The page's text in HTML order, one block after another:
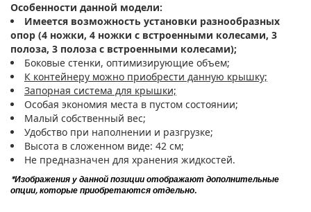
Особенности данной модели:
Имеется возможность установки разнообразных
опор (4 ножки, 4 ножки с встроенными колесами, 3
полоза, 3 полоза с встроенными колесами);
Боковые стенки, оптимизирующие объем;
К контейнеру можно приобрести данную крышку;
Запорная система для крышки;
Особая экономия места в пустом состоянии;
Малый собственный вес;
Удобство при наполнении и разгрузке;
Высота в сложенном виде: 42 см;
Не предназначен для хранения жидкостей.
*Изображения у данной позиции отображают дополнительные
опции, которые приобретаются отдельно.